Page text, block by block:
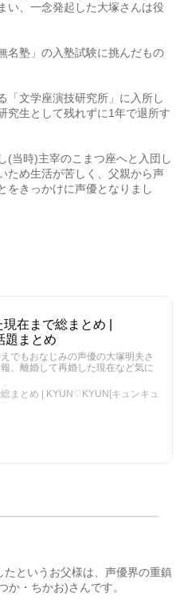
い、一念発起した大塚さんは役
名塾」の入塾試験に挑んだもの
「文学座演技研究所」に入所し
究生として残れずに1年で退所す
(当時)主宰のこまつ座へと入団し
ため生活が苦しく、父親から声
をきっかけに声優となりまし
在まで総まとめ |
題まとめ
でもおなじみの声優の大塚明夫さ
、離婚して再婚した現在など気に
まとめ | KYUN♡KYUN[キュンキュ
というお父様は、声優界の重鎮
か・ちかお)さんです。